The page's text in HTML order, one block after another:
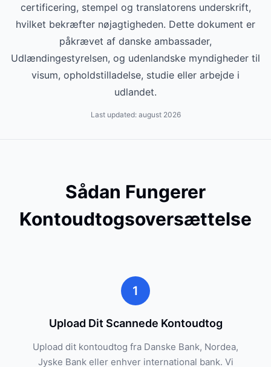
certificering, stempel og translatorens underskrift,
hvilket bekræfter nøjagtigheden. Dette dokument er
påkrævet af danske ambassader,
Udlændingestyrelsen, og udenlandske myndigheder til
visum, opholdstilladelse, studie eller arbejde i
udlandet.
Last updated: august 2026
Sådan Fungerer
Kontoudtogsoversættelse
1
Upload Dit Scannede Kontoudtog
Upload dit kontoudtog fra Danske Bank, Nordea,
Jyske Bank eller enhver international bank. Vi